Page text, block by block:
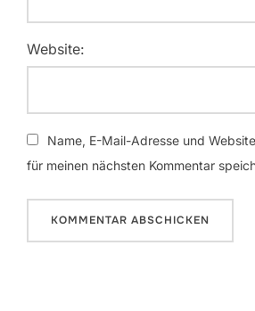
Website:
Name, E-Mail-Adresse und
für meinen nächsten Kommentar